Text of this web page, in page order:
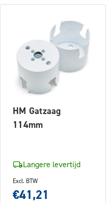
HM Gatzaag
114mm
Langere levertijd
Excl. BTW
€41,21